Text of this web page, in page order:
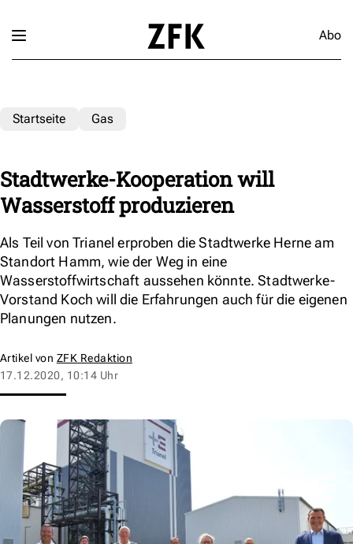
Abo
Startseite Gas
Stadtwerke-Kooperation will
Wasserstoff produzieren
Als Teil von Trianel erproben die Stadtwerke Herne am
Standort Hamm, wie der Weg in eine
Wasserstoffwirtschaft aussehen könnte. Stadtwerke-
Vorstand Koch will die Erfahrungen auch für die eigenen
Planungen nutzen.
Artikel von ZFK Redaktion
17.12.2020, 10:14 Uhr